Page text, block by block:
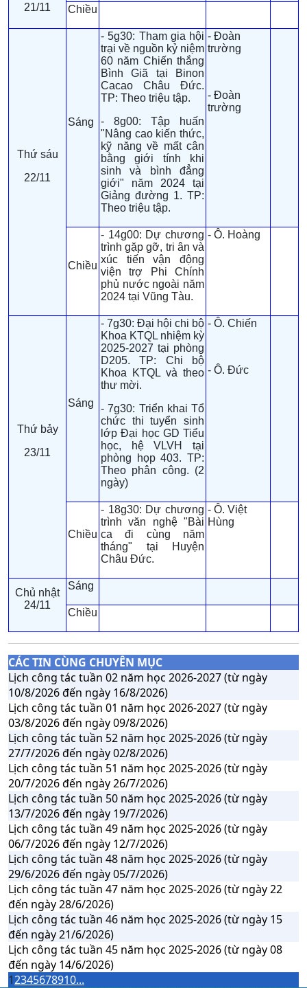
21/11
Chiều
Thứ sáu
22/11
Sáng
- 5g30: Tham gia hội
trại về nguồn kỷ niệm
60 năm Chiến thắng
Bình Giã tại Binon
Cacao Châu Đức.
TP: Theo triệu tập.
- 8g00: Tập huấn
"Nâng cao kiến thức,
kỹ năng về mất cân
bằng giới tính khi
sinh và bình đẳng
giới" năm 2024 tại
Giảng đường 1. TP:
Theo triệu tập.
- Đoàn
trường
- Đoàn
trường
Chiều
- 14g00: Dự chương
trình gặp gỡ, tri ân và
xúc tiến vận động
viện trợ Phi Chính
phủ nước ngoài năm
2024 tại Vũng Tàu.
- Ô. Hoàng
Thứ bảy
23/11
Sáng
- 7g30: Đại hội chi bộ
Khoa KTQL nhiệm kỳ
2025-2027 tại phòng
D205. TP: Chi bộ
Khoa KTQL và theo
thư mời.
- 7g30: Triển khai Tổ
chức thi tuyển sinh
lớp Đại học GD Tiểu
học, hệ VLVH tại
phòng họp 403. TP:
Theo phân công. (2
ngày)
- Ô. Chiến
- Ô. Đức
Chiều
- 18g30: Dự chương
trình văn nghệ "Bài
ca đi cùng năm
tháng" tại Huyện
Châu Đức.
- Ô. Việt
Hùng
Chủ nhật
24/11
Sáng
Chiều
CÁC TIN CÙNG CHUYÊN MỤC
Lịch công tác tuần 02 năm học 2026-2027 (từ ngày
10/8/2026 đến ngày 16/8/2026)
Lịch công tác tuần 01 năm học 2026-2027 (từ ngày
03/8/2026 đến ngày 09/8/2026)
Lịch công tác tuần 52 năm học 2025-2026 (từ ngày
27/7/2026 đến ngày 02/8/2026)
Lịch công tác tuần 51 năm học 2025-2026 (từ ngày
20/7/2026 đến ngày 26/7/2026)
Lịch công tác tuần 50 năm học 2025-2026 (từ ngày
13/7/2026 đến ngày 19/7/2026)
Lịch công tác tuần 49 năm học 2025-2026 (từ ngày
06/7/2026 đến ngày 12/7/2026)
Lịch công tác tuần 48 năm học 2025-2026 (từ ngày
29/6/2026 đến ngày 05/7/2026)
Lịch công tác tuần 47 năm học 2025-2026 (từ ngày 22
đến ngày 28/6/2026)
Lịch công tác tuần 46 năm học 2025-2026 (từ ngày 15
đến ngày 21/6/2026)
Lịch công tác tuần 45 năm học 2025-2026 (từ ngày 08
đến ngày 14/6/2026)
12345678910...